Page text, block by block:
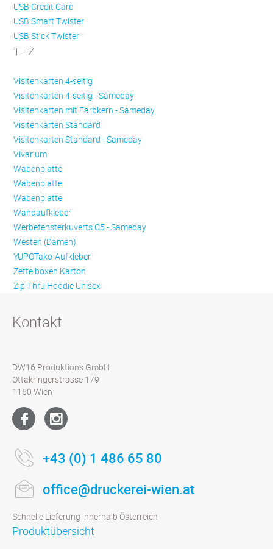
USB Credit Card
USB Smart Twister
USB Stick Twister
T - Z
Visitenkarten 4-seitig
Visitenkarten 4-seitig - Sameday
Visitenkarten mit Farbkern - Sameday
Visitenkarten Standard
Visitenkarten Standard - Sameday
Vivarium
Wabenplatte
Wabenplatte
Wabenplatte
Wandaufkleber
Werbefensterkuverts C5 - Sameday
Westen (Damen)
YUPOTako-Aufkleber
Zettelboxen Karton
Zip-Thru Hoodie Unisex
Kontakt
DW16 Produktions GmbH
Ottakringerstrasse 179
1160 Wien
+43 (0) 1 486 65 80
office@druckerei-wien.at
Schnelle Lieferung innerhalb Österreich
Produktübersicht